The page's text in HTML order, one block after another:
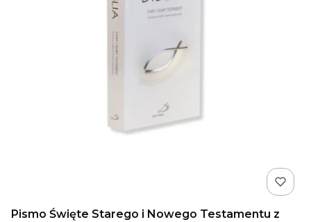
Pismo Święte Starego i Nowego Testamentu z